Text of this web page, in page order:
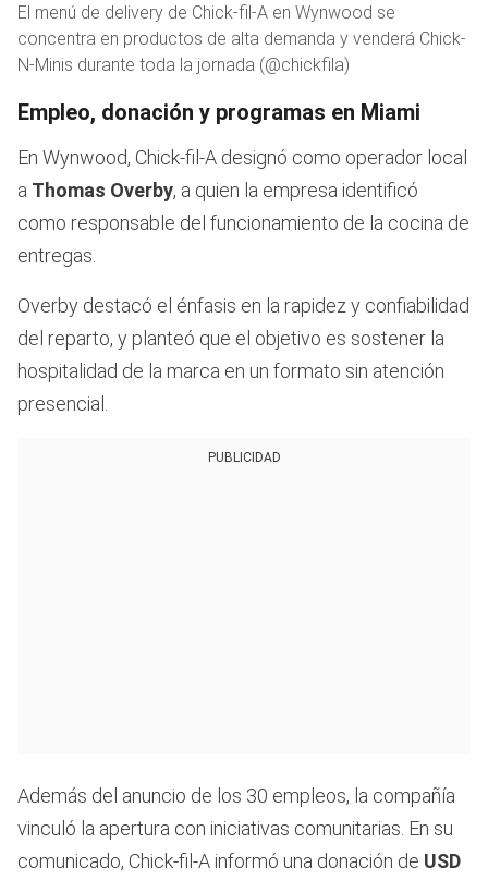
El menú de delivery de Chick-fil-A en Wynwood se
concentra en productos de alta demanda y venderá Chick-
N-Minis durante toda la jornada (@chickfila)
Empleo, donación y programas en Miami
En Wynwood, Chick-fil-A designó como operador local
a Thomas Overby, a quien la empresa identificó
como responsable del funcionamiento de la cocina de
entregas.
Overby destacó el énfasis en la rapidez y confiabilidad
del reparto, y planteó que el objetivo es sostener la
hospitalidad de la marca en un formato sin atención
presencial.
PUBLICIDAD
Además del anuncio de los 30 empleos, la compañía
vinculó la apertura con iniciativas comunitarias. En su
comunicado, Chick-fil-A informó una donación de USD